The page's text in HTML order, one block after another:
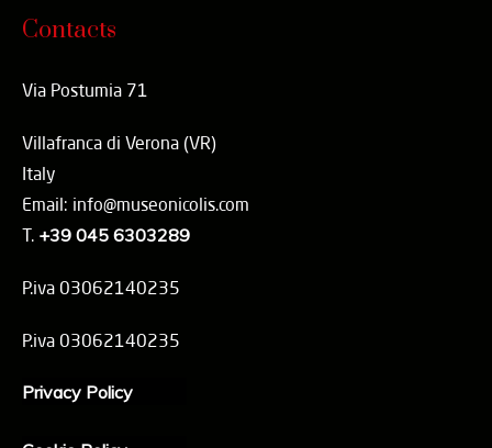
Contacts
Via Postumia 71
Villafranca di Verona (VR)
Italy
Email: info@museonicolis.com
T. +39 045 6303289
P.iva 03062140235
P.iva 03062140235
Privacy Policy